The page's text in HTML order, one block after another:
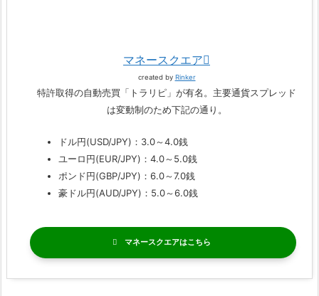
マネースクエア
created by Rinker
特許取得の自動売買「トラリピ」が有名。主要通貨スプレッド
は変動制のため下記の通り。
ドル円(USD/JPY)：3.0～4.0銭
ユーロ円(EUR/JPY)：4.0～5.0銭
ポンド円(GBP/JPY)：6.0～7.0銭
豪ドル円(AUD/JPY)：5.0～6.0銭
マネースクエア